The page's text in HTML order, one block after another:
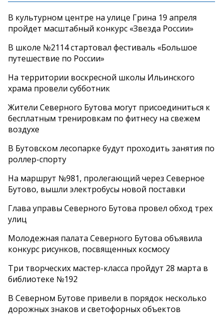
В культурном центре на улице Грина 19 апреля
пройдет масштабный конкурс «Звезда России»
В школе №2114 стартовал фестиваль «Большое
путешествие по России»
На территории воскресной школы Ильинского
храма провели субботник
Жители Северного Бутова могут присоединиться к
бесплатным тренировкам по фитнесу на свежем
воздухе
В Бутовском лесопарке будут проходить занятия по
роллер-спорту
На маршрут №981, пролегающий через Северное
Бутово, вышли электробусы новой поставки
Глава управы Северного Бутова провел обход трех
улиц
Молодежная палата Северного Бутова объявила
конкурс рисунков, посвященных космосу
Три творческих мастер-класса пройдут 28 марта в
библиотеке №192
В Северном Бутове привели в порядок несколько
дорожных знаков и светофорных объектов